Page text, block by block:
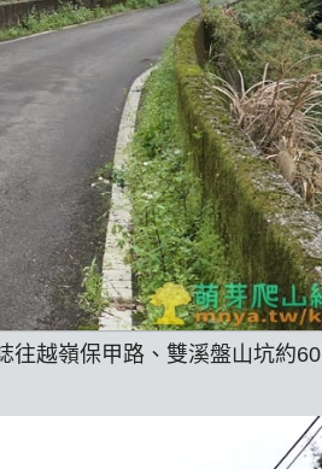
往越嶺保甲路、雙溪盤山坑約60